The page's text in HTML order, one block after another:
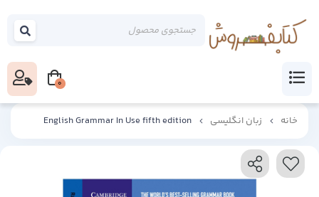
خانه زبان انگلیسی English Grammar In Use fifth edition
0